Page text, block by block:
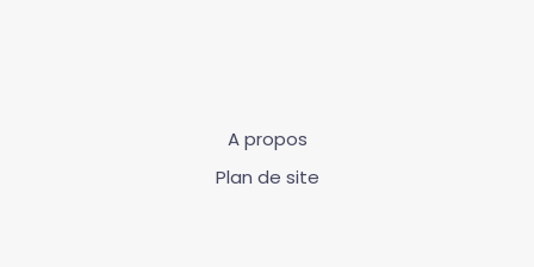
A propos
Plan de site